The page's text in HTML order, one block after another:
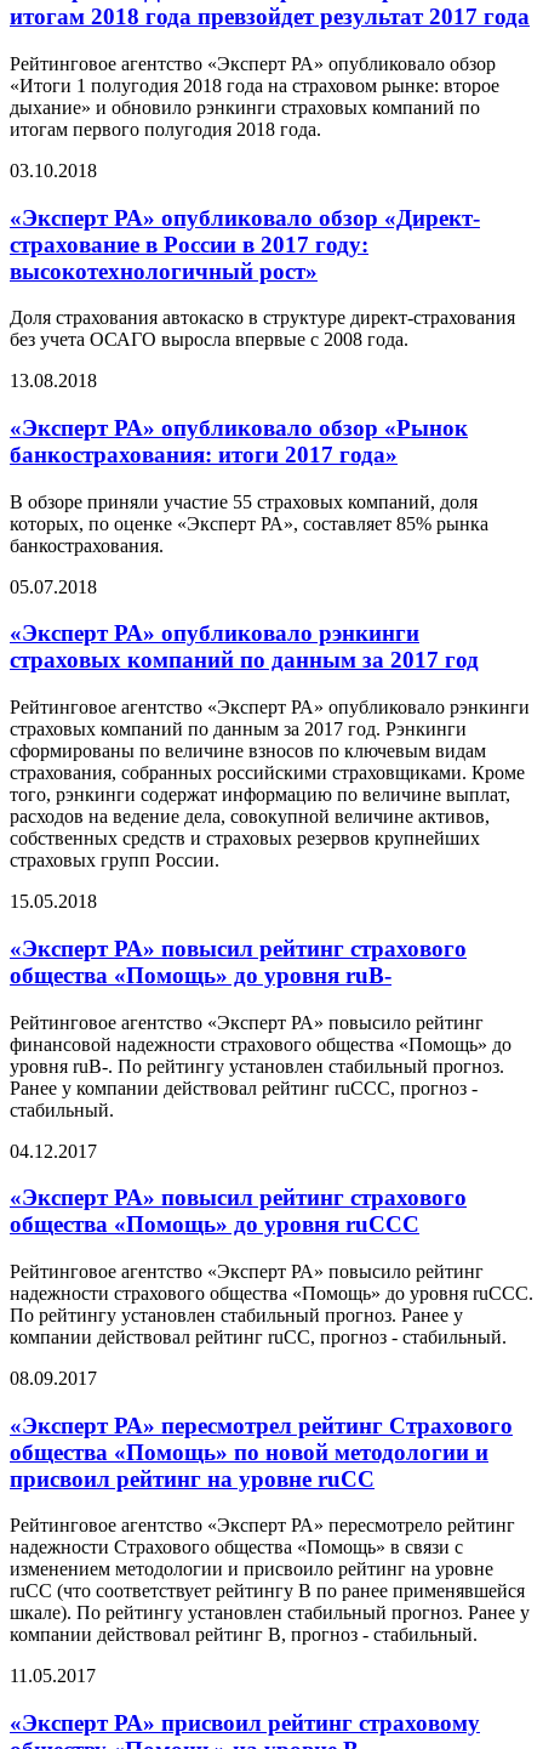
итогам 2018 года превзойдет результат 2017 года
Рейтинговое агентство «Эксперт РА» опубликовало обзор
«Итоги 1 полугодия 2018 года на страховом рынке: второе
дыхание» и обновило рэнкинги страховых компаний по
итогам первого полугодия 2018 года.
03.10.2018
«Эксперт РА» опубликовало обзор «Директ-
страхование в России в 2017 году:
высокотехнологичный рост»
Доля страхования автокаско в структуре директ-страхования
без учета ОСАГО выросла впервые с 2008 года.
13.08.2018
«Эксперт РА» опубликовало обзор «Рынок
банкострахования: итоги 2017 года»
В обзоре приняли участие 55 страховых компаний, доля
которых, по оценке «Эксперт РА», составляет 85% рынка
банкострахования.
05.07.2018
«Эксперт РА» опубликовало рэнкинги
страховых компаний по данным за 2017 год
Рейтинговое агентство «Эксперт РА» опубликовало рэнкинги
страховых компаний по данным за 2017 год. Рэнкинги
сформированы по величине взносов по ключевым видам
страхования, собранных российскими страховщиками. Кроме
того, рэнкинги содержат информацию по величине выплат,
расходов на ведение дела, совокупной величине активов,
собственных средств и страховых резервов крупнейших
страховых групп России.
15.05.2018
«Эксперт РА» повысил рейтинг страхового
общества «Помощь» до уровня ruВ-
Рейтинговое агентство «Эксперт РА» повысило рейтинг
финансовой надежности страхового общества «Помощь» до
уровня ruB-. По рейтингу установлен стабильный прогноз.
Ранее у компании действовал рейтинг ruCCC, прогноз -
стабильный.
04.12.2017
«Эксперт РА» повысил рейтинг страхового
общества «Помощь» до уровня ruCCС
Рейтинговое агентство «Эксперт РА» повысило рейтинг
надежности страхового общества «Помощь» до уровня ruCCС.
По рейтингу установлен стабильный прогноз. Ранее у
компании действовал рейтинг ruCC, прогноз - стабильный.
08.09.2017
«Эксперт РА» пересмотрел рейтинг Страхового
общества «Помощь» по новой методологии и
присвоил рейтинг на уровне ruCC
Рейтинговое агентство «Эксперт РА» пересмотрело рейтинг
надежности Страхового общества «Помощь» в связи с
изменением методологии и присвоило рейтинг на уровне
ruCC (что соответствует рейтингу B по ранее применявшейся
шкале). По рейтингу установлен стабильный прогноз. Ранее у
компании действовал рейтинг В, прогноз - стабильный.
11.05.2017
«Эксперт РА» присвоил рейтинг страховому